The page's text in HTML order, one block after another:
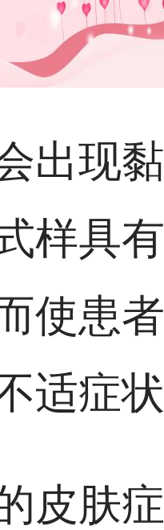
出现
样具
使患
适症状
皮肤